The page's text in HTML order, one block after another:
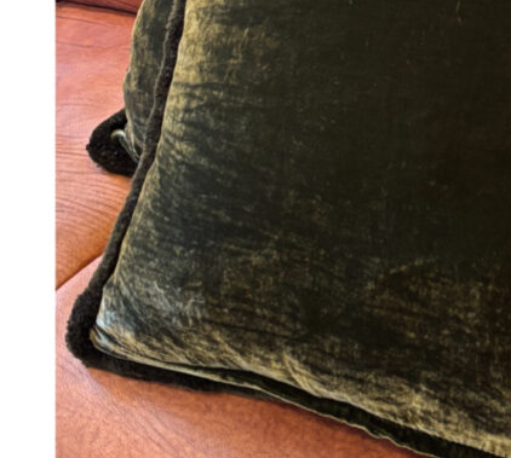
DKKTilføj til kurv